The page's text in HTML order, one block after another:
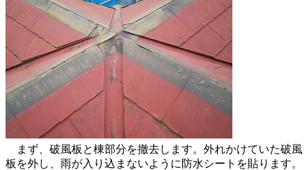
まず、破風板と棟部分を撤去します。外れかけていた破風
板を外し、雨が入り込まないように防水シートを貼ります。